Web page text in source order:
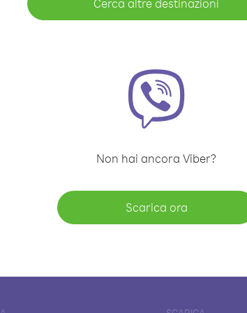
Cerca altre destinazioni
Non hai ancora Viber?
Scarica ora